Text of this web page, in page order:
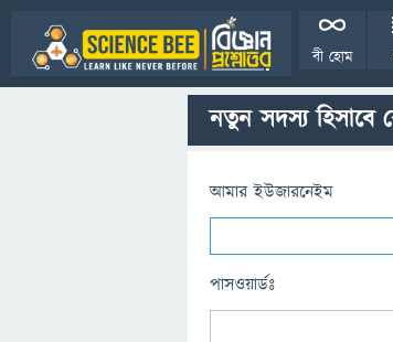
বী হোম
নতুন সদস্য হিসাবে
আমার ইউজারনেইম
পাসওয়ার্ডঃ